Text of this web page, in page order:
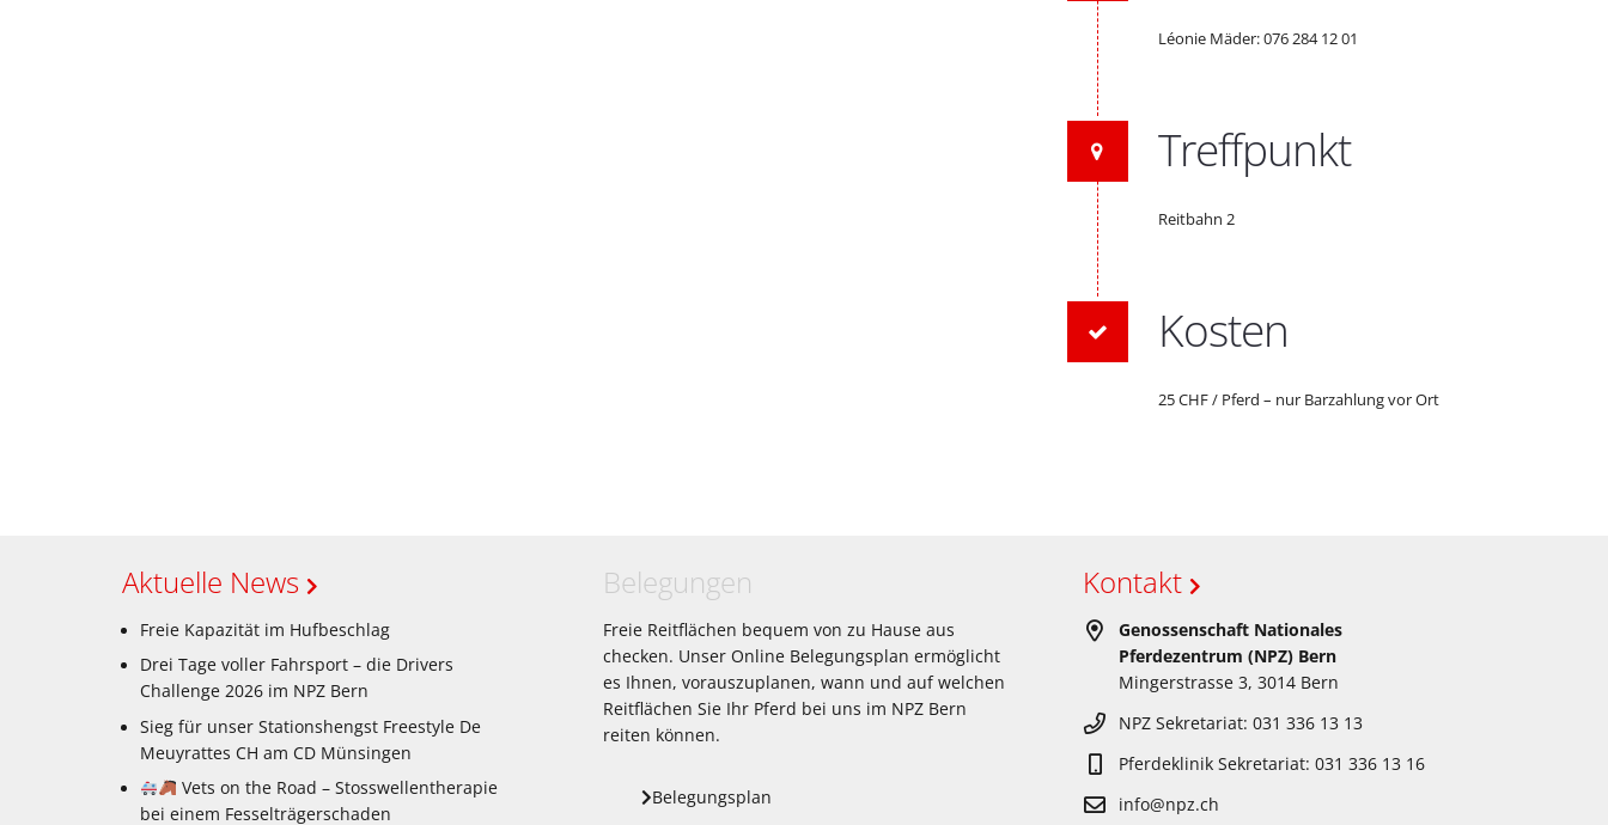
Léonie Mäder: 076 284 12 01
Treffpunkt
Reitbahn 2
Kosten
25 CHF / Pferd – nur Barzahlung vor Ort
Aktuelle News
Freie Kapazität im Hufbeschlag
Drei Tage voller Fahrsport – die Drivers
Challenge 2026 im NPZ Bern
Sieg für unser Stationshengst Freestyle De
Meuyrattes CH am CD Münsingen
Vets on the Road – Stosswellentherapie
bei einem Fesselträgerschaden
Belegungen
Freie Reitflächen bequem von zu Hause aus
checken. Unser Online Belegungsplan ermöglicht
es Ihnen, vorauszuplanen, wann und auf welchen
Reitflächen Sie Ihr Pferd bei uns im NPZ Bern
reiten können.
Belegungsplan
Kontakt
Genossenschaft Nationales
Pferdezentrum (NPZ) Bern
Mingerstrasse 3, 3014 Bern
NPZ Sekretariat: 031 336 13 13
Pferdeklinik Sekretariat: 031 336 13 16
info@npz.ch